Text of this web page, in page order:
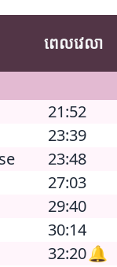
ពេលវេលា
21:52
23:39
23:48
27:03
29:40
30:14
32:20🔔